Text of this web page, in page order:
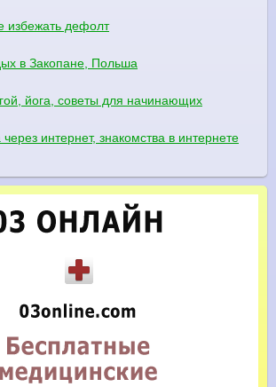
избежать дефолт
в Закопане, Польша
йога, советы для начинающих
интернет, знакомства в интернете